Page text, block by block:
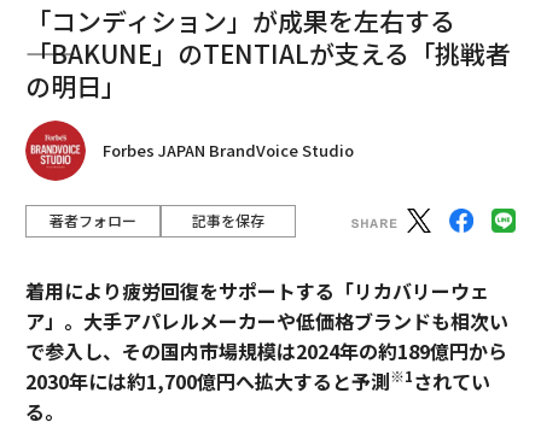
「コンディション」が成果を左右する
――「BAKUNE」のTENTIALが支える「挑戦者
の明日」
Forbes JAPAN BrandVoice Studio
著者フォロー 記事を保存
着用により疲労回復をサポートする「リカバリーウェ
ア」。大手アパレルメーカーや低価格ブランドも相次い
で参入し、その国内市場規模は2024年の約189億円から
2030年には約1,700億円へ拡大すると予測※1されてい
る。